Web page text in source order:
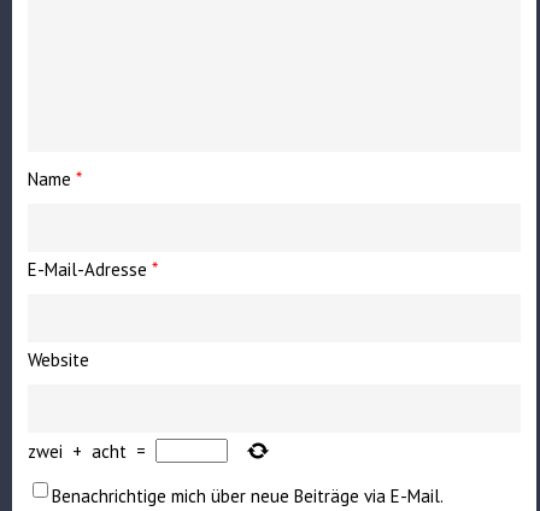
Name*
E-Mail-Adresse*
Website
zwei + acht =
Benachrichtige mich über neue Beiträge via E-Mail.